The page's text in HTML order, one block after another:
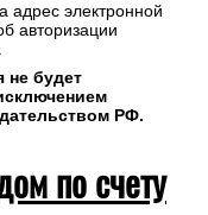
адрес электронной
авторизации
не будет
РФ.
по счету